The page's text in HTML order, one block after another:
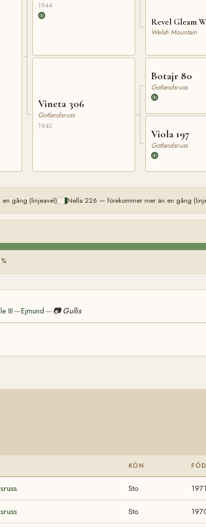
1944
Vineta 306
Gotlandsruss
1940
Revel Gleam
Welsh Mountain
Botajr 80
Gotlandsruss
Viola 197
Gotlandsruss
gång (linjeavel) Nella 226 — förekommer mer än en gång
III—Ejmund — 📷 Gullis
KÖN
Sto 1971
Sto